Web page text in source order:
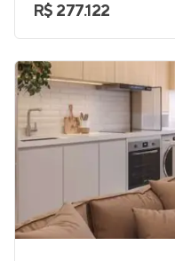
R$ 277.122